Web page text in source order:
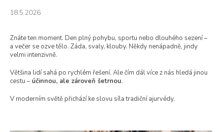
18.5.2026
Znáte ten moment. Den plný pohybu, sportu nebo dlouhého sezení –
a večer se ozve tělo. Záda, svaly, klouby. Někdy nenápadně, jindy
velmi intenzivně.
Většina lidí sahá po rychlém řešení. Ale čím dál více z nás hledá jinou
cestu – účinnou, ale zároveň šetrnou.
V moderním světě přichází ke slovu síla tradiční ajurvédy.